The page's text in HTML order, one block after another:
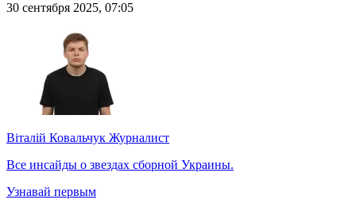
30 сентября 2025, 07:05
Віталій Ковальчук Журналист
Все инсайды о звездах сборной Украины.
Узнавай первым